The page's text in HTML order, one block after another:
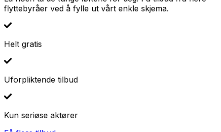
flyttebyråer ved å fylle ut vårt enkle skjema.
Helt gratis
Uforpliktende tilbud
Kun seriøse aktører